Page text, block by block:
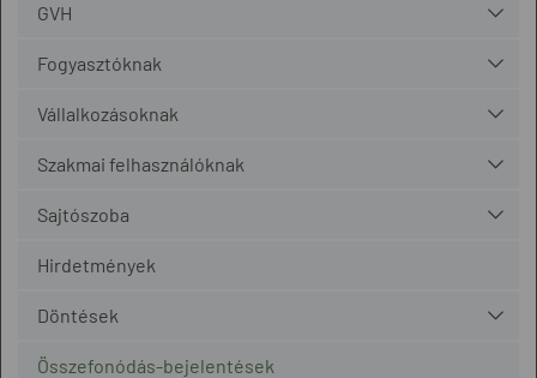
GVH
Fogyasztóknak
Vállalkozásoknak
Szakmai felhasználóknak
Sajtószoba
Hirdetmények
Döntések
Összefonódás-bejelentések